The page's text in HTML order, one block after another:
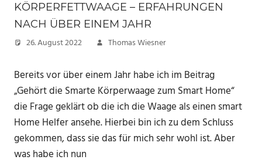
KÖRPERFETTWAAGE – ERFAHRUNGEN
NACH ÜBER EINEM JAHR
26. August 2022 Thomas Wiesner
Bereits vor über einem Jahr habe ich im Beitrag
„Gehört die Smarte Körperwaage zum Smart Home“
die Frage geklärt ob die ich die Waage als einen smart
Home Helfer ansehe. Hierbei bin ich zu dem Schluss
gekommen, dass sie das für mich sehr wohl ist. Aber
was habe ich nun